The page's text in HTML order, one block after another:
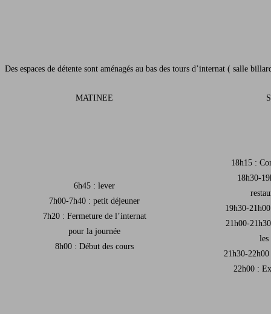
Des espaces de détente sont aménagés au bas des tours d’internat ( salle
MATINEE
6h45 : lever
7h00-7h40 : petit déjeuner
7h20 : Fermeture de l’internat
pour la journée
8h00 : Début des cours
18h15 :
18h30-
19h30-
21h00-
les
21h30-
22h00 :